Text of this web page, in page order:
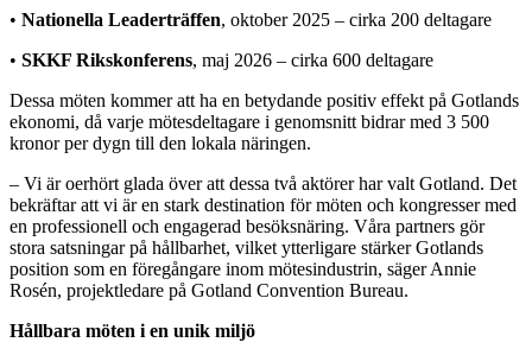
• Nationella Leaderträffen, oktober 2025 – cirka 200 deltagare
• SKKF Rikskonferens, maj 2026 – cirka 600 deltagare
Dessa möten kommer att ha en betydande positiv effekt på Gotlands
ekonomi, då varje mötesdeltagare i genomsnitt bidrar med 3 500
kronor per dygn till den lokala näringen.
– Vi är oerhört glada över att dessa två aktörer har valt Gotland. Det
bekräftar att vi är en stark destination för möten och kongresser med
en professionell och engagerad besöksnäring. Våra partners gör
stora satsningar på hållbarhet, vilket ytterligare stärker Gotlands
position som en föregångare inom mötesindustrin, säger Annie
Rosén, projektledare på Gotland Convention Bureau.
Hållbara möten i en unik miljö